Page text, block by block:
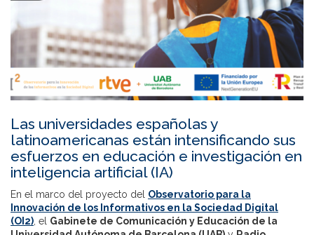
Las universidades españolas y
latinoamericanas están intensificando sus
esfuerzos en educación e investigación en
inteligencia artificial (IA)
En el marco del proyecto del Observatorio para la
Innovación de los Informativos en la Sociedad Digital
(OI2) , el Gabinete de Comunicación y Educación de la